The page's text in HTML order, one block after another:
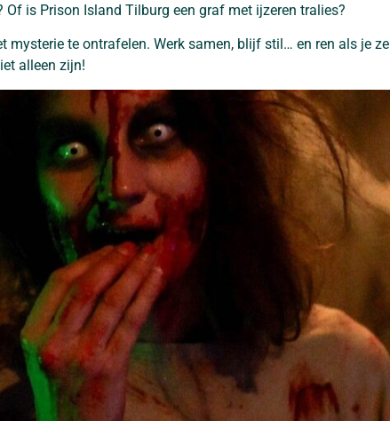
Of is Prison Island Tilburg een graf met ijzeren tralies?
te ontrafelen. Werk samen, blijf stil… en ren als je ze
alleen zijn!